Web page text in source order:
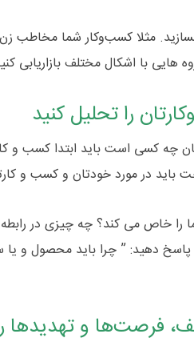
بسازید. مثلا کسب‌و‌کار شما
‌هایی با اشکال مختلف بازاریابی
را تحلیل کنید
چه کسی است باید ابتدا کسب و
باید در مورد خودتان و کسب و
خاص می کند؟ چه چیزی در
پاسخ دهید: ” چرا باید محصول و
فرصت‌ها و تهدیدها